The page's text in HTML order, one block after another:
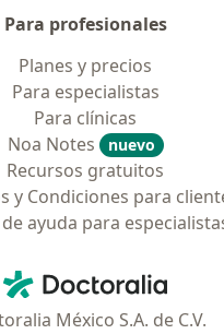
Para profesionales
Planes y precios
Para especialistas
Para clínicas
Noa Notes
nuevo
Recursos gratuitos
y Condiciones para
ayuda para
Doctoralia - Página
México S.A. de C.V.